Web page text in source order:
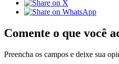
Comente o que você
Preencha os campos e deixe sua